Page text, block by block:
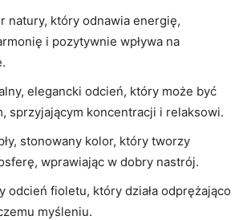
natury, który odnawia energię,
i pozytywnie wpływa na
elegancki odcień, który może być
sprzyjającym koncentracji i relaksowi.
stonowany kolor, który tworzy
wprawiając w dobry nastrój.
odcień fioletu, który działa odprężająco
myśleniu.